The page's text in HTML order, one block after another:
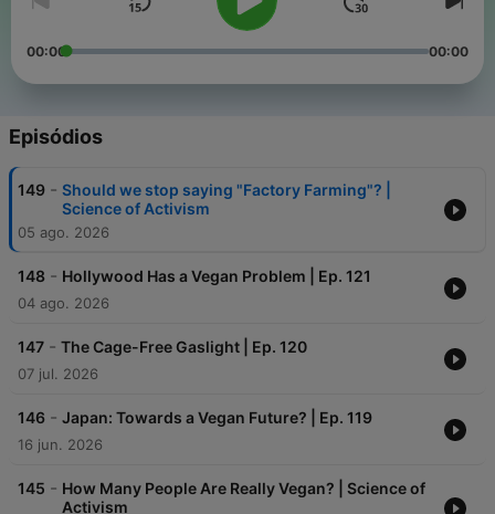
00:00 00:00
Episódios
149 - Should we stop saying "Factory Farming"? |
Science of Activism
05 ago. 2026
148 - Hollywood Has a Vegan Problem | Ep. 121
04 ago. 2026
147 - The Cage-Free Gaslight | Ep. 120
07 jul. 2026
146 - Japan: Towards a Vegan Future? | Ep. 119
16 jun. 2026
145 - How Many People Are Really Vegan? | Science of
Activism